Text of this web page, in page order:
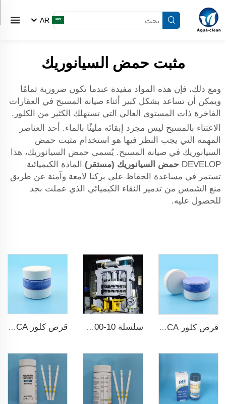
AR
مثبت حمض السيانوريك
ومع ذلك، فإن هذه المواد مفيدة عندما تكون ضرورية تمامًا
ويمكن أن تساعد بشكل كبير أثناء صيانة المسبح في العقارات
الفاخرة ذات المستوى العالي التي تستهلك الكثير من الكلور.
الاعتناء بالمسبح ليس مجرد إبقائه مليئًا بالماء. أحد العناصر
المهمة التي يجب النظر فيها هو استخدام مثبت حمض
السيانوريك في صيانة المسبح. يُسمى حمض السيانوريك، هذا
DEVELOP حمض السيانوريك (مستقر)
المادة الكيميائية
تستمر في مساعدة الحفاظ على بركنا لامعة وآمنة عن طريق
منع الشمس من تدمير النقاء الكيميائي الذي عملت بجد
للحصول عليه.
قرص كلور TCCA لتعقيم المياه سلسلة ZPS100-10 ضاغط أقراص دوارة كبير قرص كلور TCCA لتعقيم المياه قياس 3 بوصات حمض ثلاثي الكلور إيزوسيانوريك